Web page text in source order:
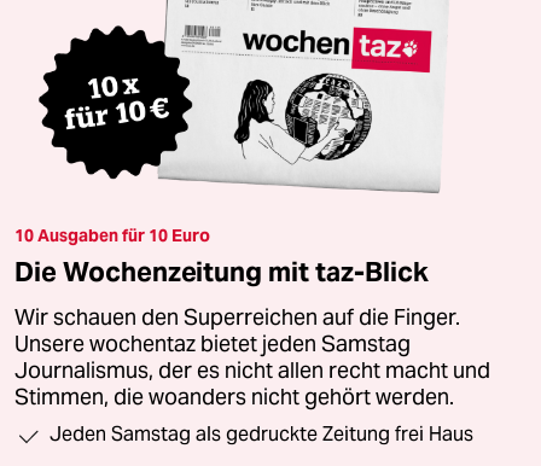
10 Ausgaben für 10 Euro
Die Wochenzeitung mit taz-Blick
Wir schauen den Superreichen auf die Finger.
Unsere wochentaz bietet jeden Samstag
Journalismus, der es nicht allen recht macht und
Stimmen, die woanders nicht gehört werden.
Jeden Samstag als gedruckte Zeitung frei Haus